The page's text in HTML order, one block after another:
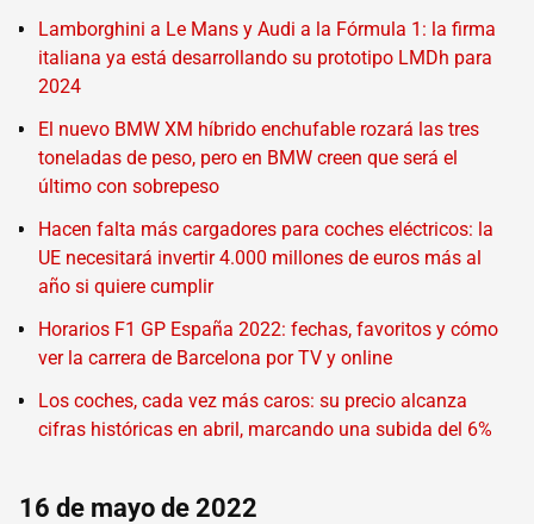
Lamborghini a Le Mans y Audi a la Fórmula 1: la firma
italiana ya está desarrollando su prototipo LMDh para
2024
El nuevo BMW XM híbrido enchufable rozará las tres
toneladas de peso, pero en BMW creen que será el
último con sobrepeso
Hacen falta más cargadores para coches eléctricos: la
UE necesitará invertir 4.000 millones de euros más al
año si quiere cumplir
Horarios F1 GP España 2022: fechas, favoritos y cómo
ver la carrera de Barcelona por TV y online
Los coches, cada vez más caros: su precio alcanza
cifras históricas en abril, marcando una subida del 6%
16 de mayo de 2022